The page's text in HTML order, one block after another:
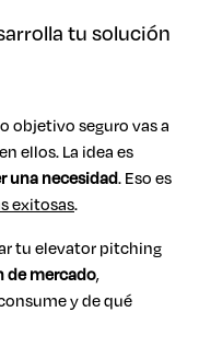
tu solución
objetivo seguro vas a
ellos. La idea es
una necesidad. Eso es
exitosas.
tu elevator pitching
de mercado,
y de qué